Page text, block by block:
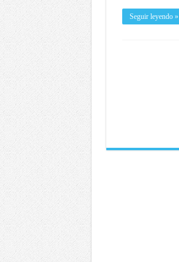
Seguir leyendo »